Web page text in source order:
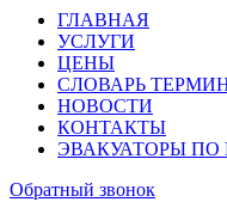
ГЛАВНАЯ
УСЛУГИ
ЦЕНЫ
СЛОВАРЬ
НОВОСТИ
КОНТАКТЫ
ЭВАКУАТОРЫ ПО
Обратный звонок